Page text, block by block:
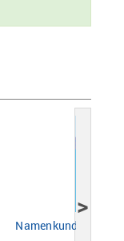
Namenkundliche
>